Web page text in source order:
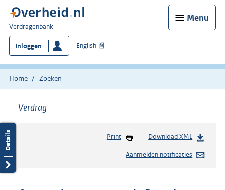
Menu
U
bent
hier:
Verdragenbank
Inloggen English
Home Zoeken
Verdrag
Print Download XML
Aanmelden notificaties